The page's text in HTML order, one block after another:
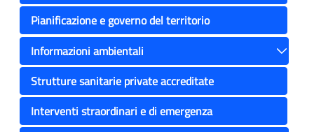
Pianificazione e governo del territorio
Informazioni ambientali
Toggle
Strutture sanitarie private accreditate
Interventi straordinari e di emergenza